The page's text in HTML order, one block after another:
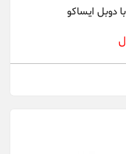
دوبل ایساکو